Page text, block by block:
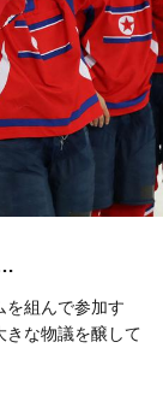
を組んで参加す
きな物議を醸して